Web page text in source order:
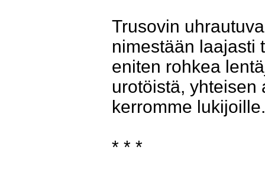
Trusovin
nimestään laajasti
eniten rohkea
urotöistä, yhteisen
kerromme lukijoille.
* * *